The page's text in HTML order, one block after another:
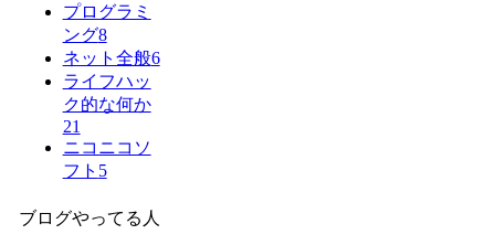
プログラミ
ング8
ネット全般6
ライフハッ
ク的な何か
21
ニコニコソ
フト 5
ブログやってる人